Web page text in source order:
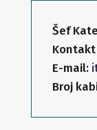
Šef
E-mail:
Broj